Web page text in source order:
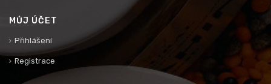
MŮJ ÚČET
Přihlášení
Registrace